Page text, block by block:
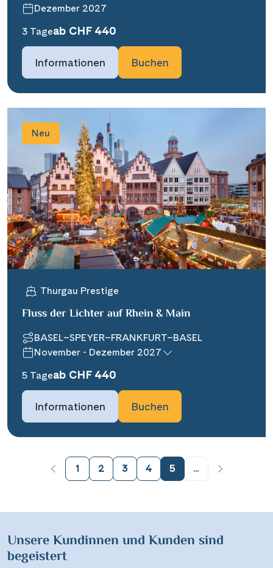
Dezember 2027
3 Tageab CHF 440
Informationen Buchen
Neu
Thurgau Prestige
Fluss der Lichter auf Rhein & Main
BASEL–SPEYER–FRANKFURT–BASEL
November - Dezember 2027
5 Tageab CHF 440
Informationen Buchen
1 2 3 4 5 ...
Unsere Kundinnen und Kunden sind
begeistert